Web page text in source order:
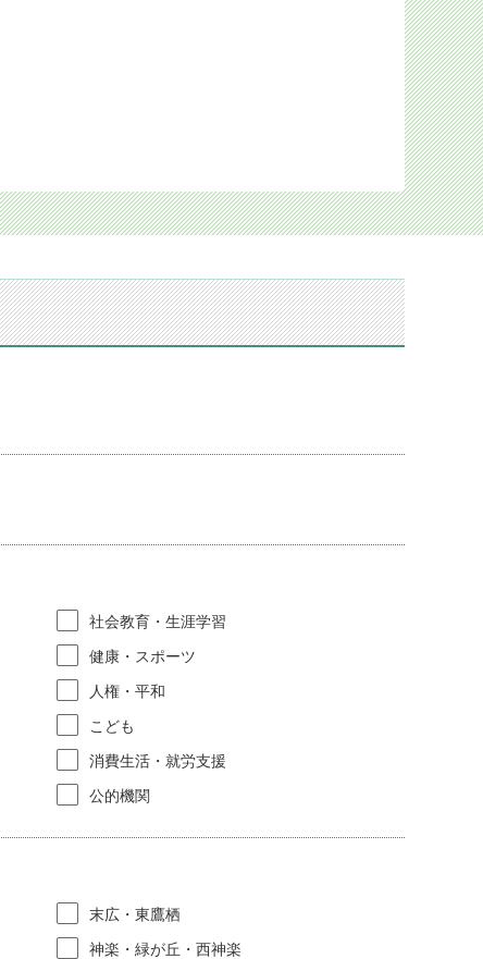
社会教育・生涯学習
健康・スポーツ
人権・平和
こども
消費生活・就労支援
公的機関
末広・東鷹栖
神楽・緑が丘・西神楽